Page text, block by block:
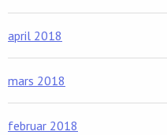
april 2018
mars 2018
februar 2018